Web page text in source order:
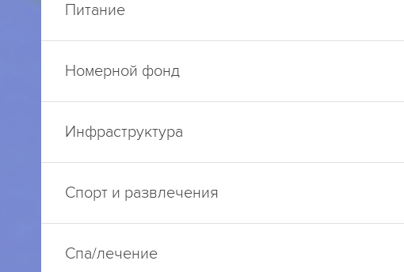
Питание
Номерной фонд
Инфраструктура
Спорт и развлечения
Спа/лечение